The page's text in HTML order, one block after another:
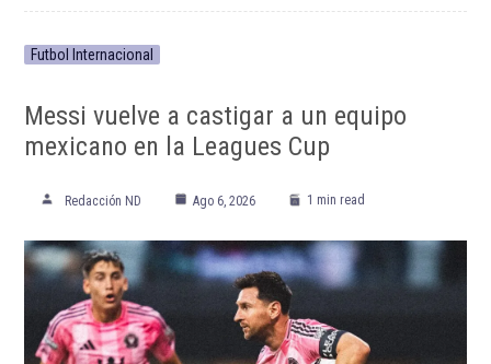
Futbol Internacional
Messi vuelve a castigar a un equipo
mexicano en la Leagues Cup
Redacción ND Ago 6, 2026 1 min read